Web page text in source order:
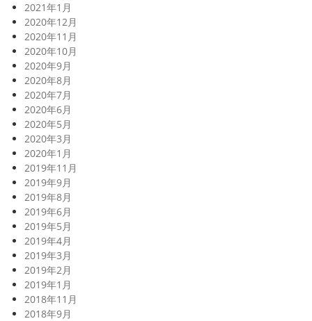
2021年1月
2020年12月
2020年11月
2020年10月
2020年9月
2020年8月
2020年7月
2020年6月
2020年5月
2020年3月
2020年1月
2019年11月
2019年9月
2019年8月
2019年6月
2019年5月
2019年4月
2019年3月
2019年2月
2019年1月
2018年11月
2018年9月